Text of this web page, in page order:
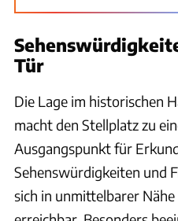
Tür
Die Lage im historischen
macht den Stellplatz zu
Ausgangspunkt für
Sehenswürdigkeiten und
sich in unmittelbarer